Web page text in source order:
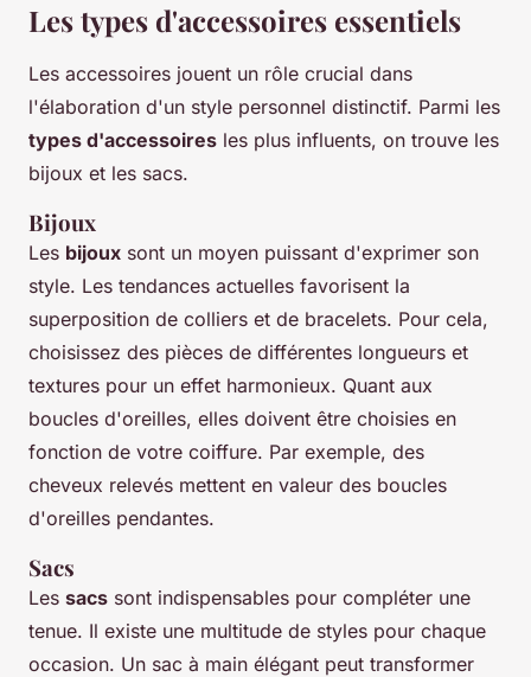
Les types d'accessoires essentiels
Les accessoires jouent un rôle crucial dans
l'élaboration d'un style personnel distinctif. Parmi les
types d'accessoires les plus influents, on trouve les
bijoux et les sacs.
Bijoux
Les bijoux sont un moyen puissant d'exprimer son
style. Les tendances actuelles favorisent la
superposition de colliers et de bracelets. Pour cela,
choisissez des pièces de différentes longueurs et
textures pour un effet harmonieux. Quant aux
boucles d'oreilles, elles doivent être choisies en
fonction de votre coiffure. Par exemple, des
cheveux relevés mettent en valeur des boucles
d'oreilles pendantes.
Sacs
Les sacs sont indispensables pour compléter une
tenue. Il existe une multitude de styles pour chaque
occasion. Un sac à main élégant peut transformer